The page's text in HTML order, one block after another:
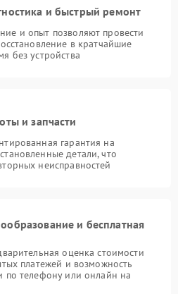
и быстрый ремонт
и опыт позволяют провести
в кратчайшие
без устройства
и запчасти
гарантия на
детали, что
неисправностей
и бесплатная
оценка стоимости
платежей и возможность
по телефону или онлайн на